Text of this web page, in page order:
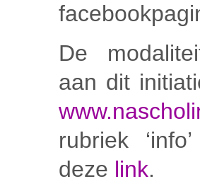
De
aan dit
rubriek
deze link.